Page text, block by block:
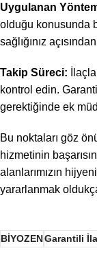
Uygulanan
olduğu konusunda
sağlığınız
Takip Süreci:
kontrol edin.
gerektiğinde ek
Bu noktaları göz
hizmetinin
alanlarımızın
yararlanmak
BİYOZENGarantili